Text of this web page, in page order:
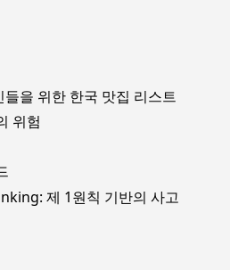
을 위한 한국 맛집 리스트
위험
제 1원칙 기반의 사고